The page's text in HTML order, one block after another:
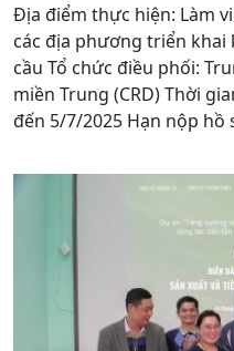
Địa điểm thực hiện: Làm
các địa phương triển khai
cầu Tổ chức điều phối:
miền Trung (CRD) Thời
đến 5/7/2025 Hạn nộp